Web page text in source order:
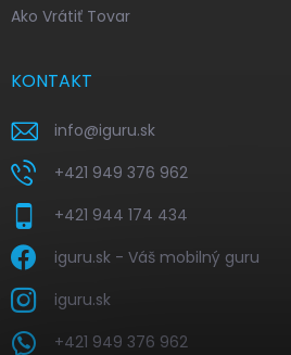
Ako Vrátiť Tovar
KONTAKT
info@iguru.sk
+421 949 376 962
+421 944 174 434
iguru.sk - Váš mobilný guru
iguru.sk
+421 949 376 962